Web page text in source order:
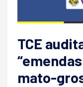
TCE
mato-